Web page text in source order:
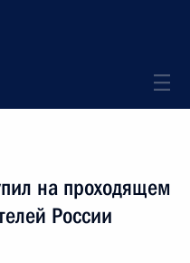
на проходящем
России